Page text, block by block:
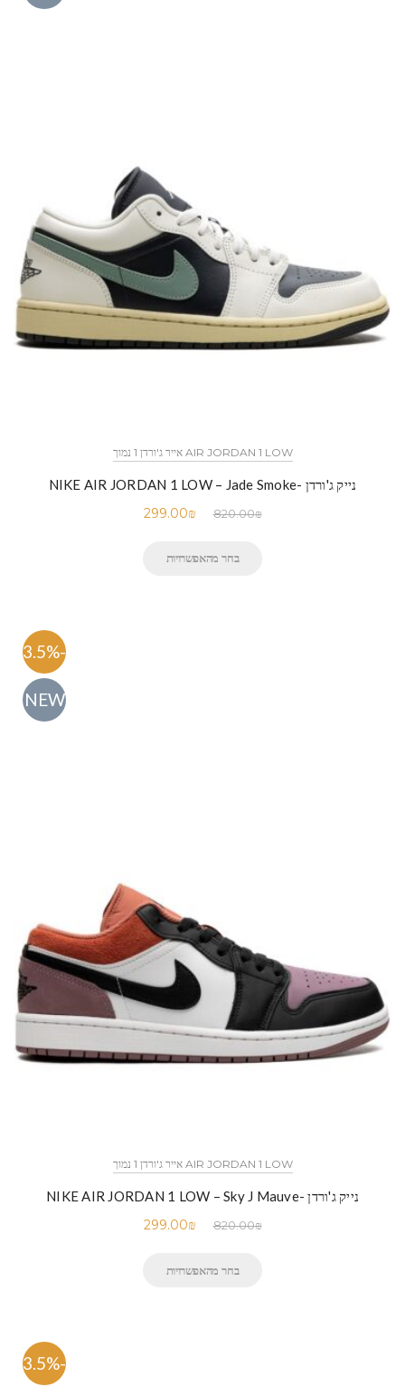
AIR JORDAN 1 LOW אייר ג'ורדן 1 נמוך
נייק ג'ורדן -NIKE AIR JORDAN 1 LOW – Jade Smoke
820.00₪
299.00₪
בחר מהאפשרויות
-63.5%
NEW
AIR JORDAN 1 LOW אייר ג'ורדן 1 נמוך
נייק ג'ורדן -NIKE AIR JORDAN 1 LOW – Sky J Mauve
820.00₪
299.00₪
בחר מהאפשרויות
-63.5%